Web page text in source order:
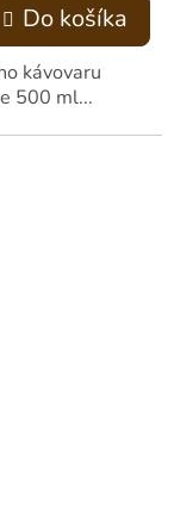
Do košíka
kávovaru
500 ml...